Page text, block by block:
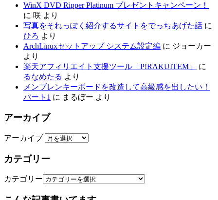
WinX DVD Ripper Platinum プレゼントキャンペーン！
に 咲 より
写真をそれっぽく紹介するサイトをでっちあげた話 に
ひろ より
ArchLinuxセットアップ システム設定編 に ジョーカー
より
楽天アフィリエイト支援ツール「P!RAKUITEM」
に
るなめたる より
メンブレンキーボードを改造して高級感を出したい！
パート1 に まるぼー より
アーカイブ
アーカイブ
カテゴリー
カテゴリー